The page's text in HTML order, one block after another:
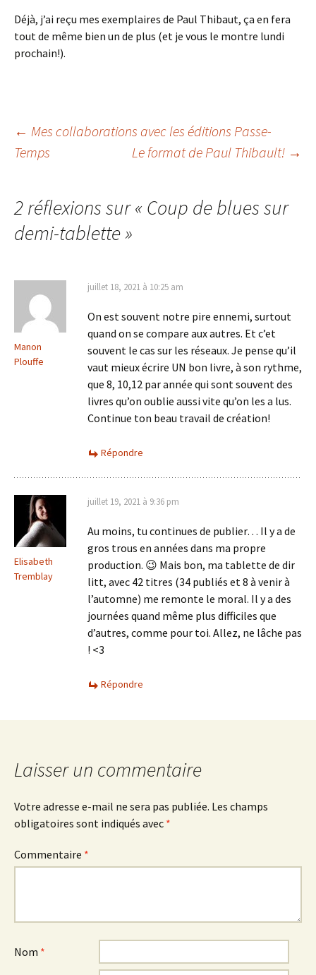
Déjà, j’ai reçu mes exemplaires de Paul Thibaut, ça en fera
tout de même bien un de plus (et je vous le montre lundi
prochain!).
Navigation
des
articles
← Mes collaborations avec les éditions Passe-
Temps
Le format de Paul Thibault! →
2 réflexions sur « Coup de blues sur
demi-tablette»
Manon
Plouffe
juillet 18, 2021 à 10:25 am
On est souvent notre pire ennemi, surtout
quand on se compare aux autres. Et c’et
souvent le cas sur les réseaux. Je pense qu’il
vaut mieux écrire UN bon livre, à son rythme,
que 8, 10,12 par année qui sont souvent des
livres qu’on oublie aussi vite qu’on les a lus.
Continue ton beau travail de création!
Répondre
Elisabeth
Tremblay
juillet 19, 2021 à 9:36 pm
Au moins, tu continues de publier… Il y a de
gros trous en années dans ma propre
production. 😉 Mais bon, ma tablette de dir
litt, avec 42 titres (34 publiés et 8 à venir à
l’automne) me remonte le moral. Il y a des
journées quand même plus difficiles que
d’autres, comme pour toi. Allez, ne lâche pas
! <3
Répondre
Laisser un commentaire
Votre adresse e-mail ne sera pas publiée. Les champs
obligatoires sont indiqués avec *
Commentaire *
Nom *